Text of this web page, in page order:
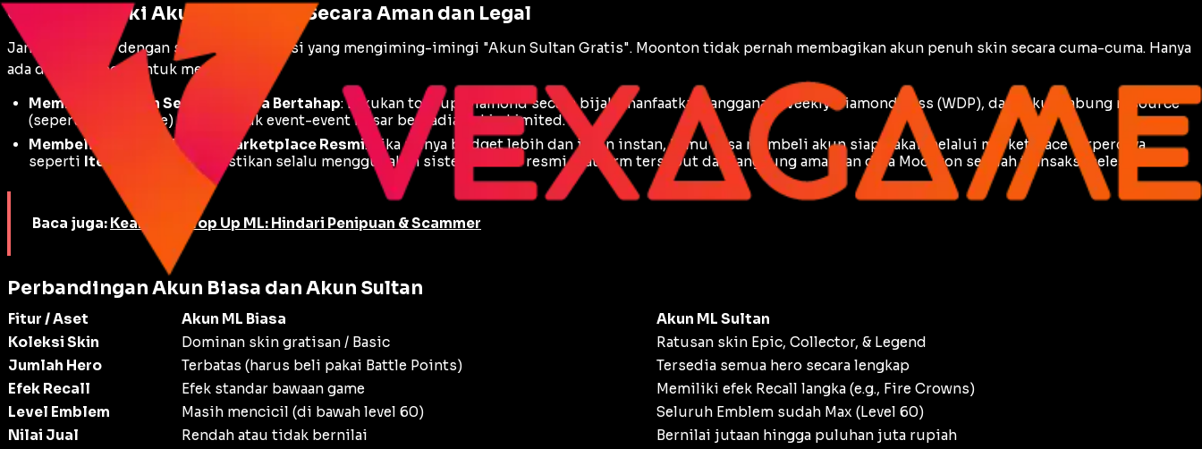
Cara Memiliki Akun ML Sultan Secara Aman dan Legal
Jangan percaya dengan situs atau aplikasi yang mengiming-imingi "Akun Sultan Gratis". Moonton tidak pernah membagikan akun penuh skin secara cuma-cuma. Hanya
ada dua cara legal untuk memilikinya:
Membangun Akun Sendiri Secara Bertahap: Lakukan top-up Diamond secara bijak, manfaatkan langganan Weekly Diamond Pass (WDP), dan fokus tabung resource
(seperti
Magic Core) hanya untuk event-eventbesar berhadiah skinLimited.
Membeli Akun Jadi Lewat Marketplace Resmi: Jika punya budgetlebih dan ingin instan, kamu bisa membeli akun siap pakai melalui marketplaceterpercaya
seperti Itemku G2G . Pastikan selalu menggunakan sistem rekber resmi platform tersebut dan langsung amankan data Moonton setelah transaksi selesai.
Baca juga: Keamanan Top Up ML: Hindari Penipuan & Scammer
Perbandingan Akun Biasa dan Akun Sultan
Fitur / Aset Akun ML Biasa
Akun ML Sultan
Koleksi Skin
Dominan skin gratisan / Basic
Ratusan skin Epic, Collector, & Legend
Jumlah Hero
Terbatas (harus beli pakai Battle Points)
Tersedia semua hero secara lengkap
Efek Recall
Efek standar bawaan game
Memiliki efek Recall langka (e.g., Fire Crowns)
Level Emblem
Masih mencicil (di bawah level 60)
Seluruh Emblem sudah Max (Level 60)
Nilai Jual
Rendah atau tidak bernilai Bernilai jutaan hingga puluhan juta rupiah